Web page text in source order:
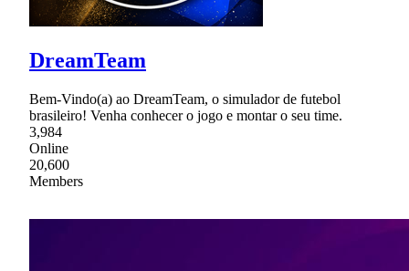
DreamTeam
Bem-Vindo(a) ao DreamTeam, o simulador de futebol
brasileiro! Venha conhecer o jogo e montar o seu time.
3,984
Online
20,600
Members